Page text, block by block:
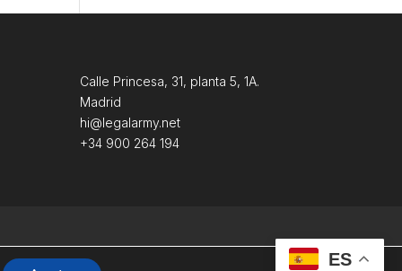
Calle Princesa, 31, planta 5, 1A.
Madrid
hi@legalarmy.net
+34 900 264 194
ES